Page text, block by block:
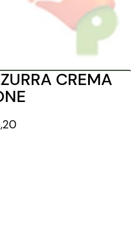
CREMA